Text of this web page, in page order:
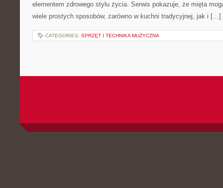
elementem zdrowego stylu życia. Serwis pokazuje, że mięta
wiele prostych sposobów, zarówno w kuchni tradycyjnej, jak i […]
CATEGORIES: SPRZĘT I TECHNIKA MUZYCZNA